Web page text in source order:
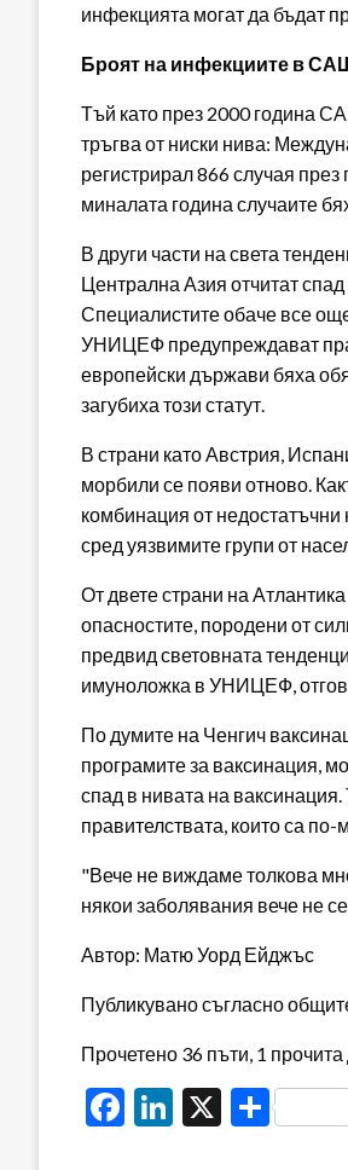
инфекцията могат да бъдат
Броят на инфекциите в
Тъй като през 2000 година
тръгва от ниски нива:
регистрирал 866 случая
миналата година случаите
В други части на света
Централна Азия отчитат
Специалистите обаче все
УНИЦЕФ предупреждават
европейски държави бяха
загубиха този статут.
В страни като Австрия,
морбили се появи отново.
комбинация от недостатъчни
сред уязвимите групи от
От двете страни на
опасностите, породени от
предвид световната
имуноложка в УНИЦЕФ,
По думите на Ченгич
програмите за ваксинация,
спад в нивата на
правителствата, които са
"Вече не виждаме толкова
някои заболявания вече не
Автор: Матю Уорд Ейджъс
Публикувано съгласно
Прочетено 36 пъти, 1 прочита
Facebook
LinkedIn
X